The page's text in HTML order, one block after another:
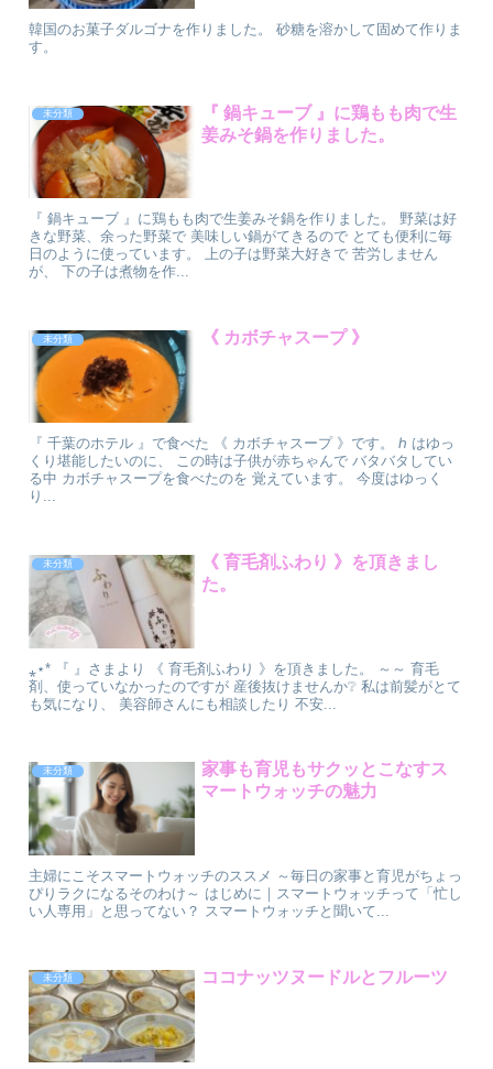
韓国のお菓子ダルゴナを作りました。 砂糖を溶かして固めて作りま
す。
未分類
『 鍋キューブ 』⁡に鶏もも肉で生
姜みそ鍋を作りました。
『 鍋キューブ 』⁡に鶏もも肉で生姜みそ鍋を作りました。 野菜は好
きな野菜、余った野菜で 美味しい鍋がてきるので とても便利に毎
日のように使っています。 上の子は野菜大好きで 苦労しません
が、 下の子は煮物を作...
未分類 ⁡《 カボチャスープ 》
『 千葉のホテル 』⁡で食べた ⁡《 カボチャスープ 》⁡⁡⁡⁡⁡です。 ℎ はゆっ
くり堪能したいのに、 この時は子供が赤ちゃんで バタバタしてい
る中 カボチャスープを食べたのを 覚えています。 今度はゆっく
り...
未分類
《 育毛剤ふわり 》⁡⁡⁡⁡を頂きまし
た。
⁎⋆* 『 』⁡さまより 《 育毛剤ふわり 》⁡⁡⁡⁡を頂きました。 ～～ 育毛
剤、使っていなかったのですが 産後抜けませんか❔ 私は前髪がとて
も気になり、 美容師さんにも相談したり 不安...
未分類
家事も育児もサクッとこなすス
マートウォッチの魅力
主婦にこそスマートウォッチのススメ ～毎日の家事と育児がちょっ
ぴりラクになるそのわけ～ はじめに｜スマートウォッチって「忙し
い人専用」と思ってない？ スマートウォッチと聞いて...
未分類 ココナッツヌードルとフルーツ